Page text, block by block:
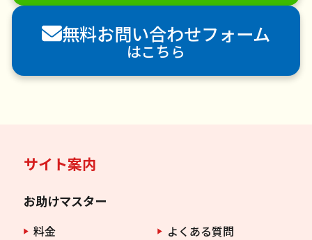
害獣駆除
防草シート施工
ナメクジ駆除
害虫駆除
無料お問い合わせフォーム
はこちら
サイト案内
お助けマスター
料金
よくある質問